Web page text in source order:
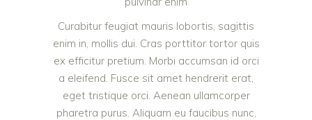
Curabitur feugiat mauris lobortis, sagittis
enim in, mollis dui. Cras porttitor tortor quis
ex efficitur pretium. Morbi accumsan id orci
a eleifend. Fusce sit amet hendrerit erat,
eget tristique orci. Aenean ullamcorper
pharetra purus. Aliquam eu faucibus nunc,